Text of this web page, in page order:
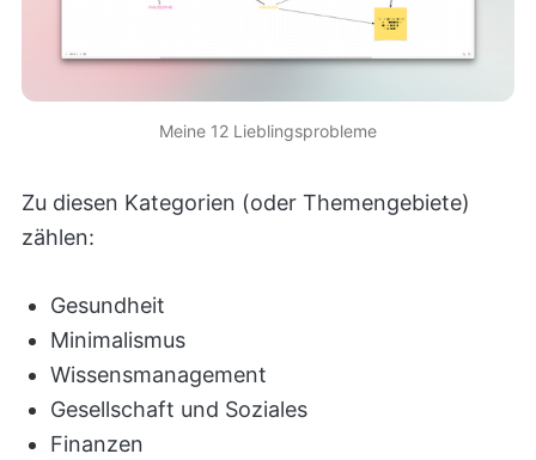
Meine 12 Lieblingsprobleme
Zu diesen Kategorien (oder Themengebiete)
zählen:
Gesundheit
Minimalismus
Wissensmanagement
Gesellschaft und Soziales
Finanzen